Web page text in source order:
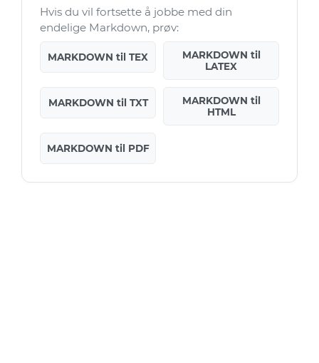
Hvis du vil fortsette å jobbe med din
endelige Markdown, prøv:
MARKDOWN til TEX
MARKDOWN til
LATEX
MARKDOWN til TXT
MARKDOWN til
HTML
MARKDOWN til PDF